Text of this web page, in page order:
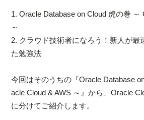
1. Oracle Database on Cloud 虎の巻 ～
～
2. クラウド技術者になろう！新人が最
た勉強法
今回はそのうちの『Oracle Database
acle Cloud & AWS ～』から、Oracle
に分けてご紹介します。